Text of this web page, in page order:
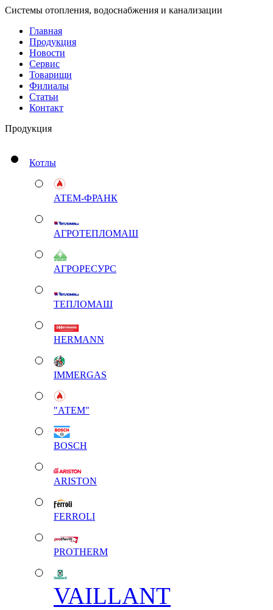
Системы отопления, водоснабжения и канализации
Главная
Продукция
Новости
Сервис
Товарищи
Филиалы
Статьи
Контакт
Продукция
Котлы
АТЕМ-ФРАНК
АГРОТЕПЛОМАШ
АГРОРЕСУРС
ТЕПЛОМАШ
HERMANN
IMMERGAS
"АТЕМ"
BOSCH
ARISTON
FERROLI
PROTHERM
VAILLANT